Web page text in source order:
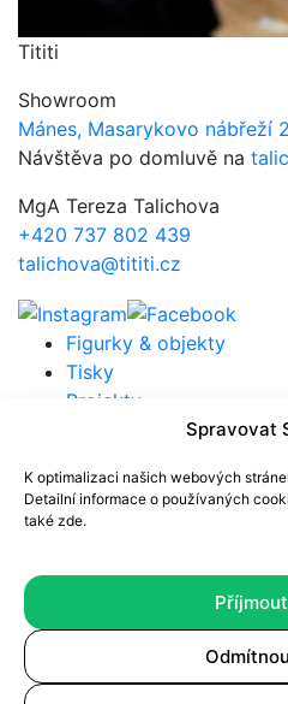
Spravovat
K optimalizaci našich webových
Detailní informace o používaných
také zde.
Tititi
Showroom
Mánes, Masarykovo nábřeží
Návštěva po domluvě na
MgA Tereza Talichova
+420 737 802 439
talichova@tititi.cz
Figurky & objekty
Tisky
Projekty
Newsletter
všech figurkách a nových